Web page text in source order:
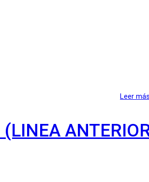
Leer
(LINEA